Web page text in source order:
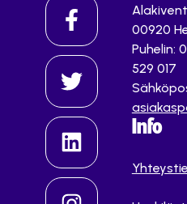
00920
Puhelin:
529 017
Info